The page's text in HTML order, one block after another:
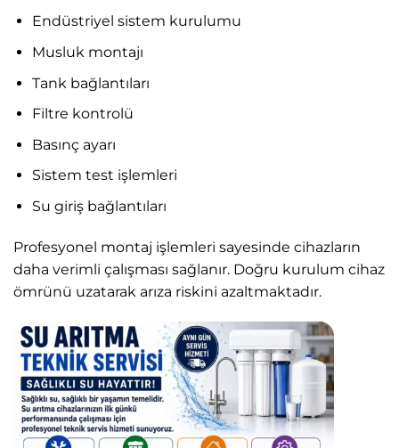
Endüstriyel sistem kurulumu
Musluk montajı
Tank bağlantıları
Filtre kontrolü
Basınç ayarı
Sistem test işlemleri
Su giriş bağlantıları
Profesyonel montaj işlemleri sayesinde cihazların
daha verimli çalışması sağlanır. Doğru kurulum cihaz
ömrünü uzatarak arıza riskini azaltmaktadır.